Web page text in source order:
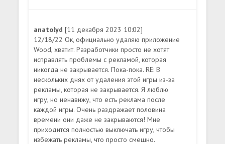
anatolyd[11 декабря 2023 10:02]
12/18/22 Ок, официально удаляю приложение
Wood, хватит. Разработчики просто не хотят
исправлять проблемы с рекламой, которая
никогда не закрывается. Пока-пока. RE: В
нескольких днях от удаления этой игры из-за
рекламы, которая не закрывается. Я люблю
игру, но ненавижу, что есть реклама после
каждой игры. Очень раздражает половина
времени они даже не закрываются! Мне
приходится полностью выключать игру, чтобы
избежать рекламы, что просто смешно.